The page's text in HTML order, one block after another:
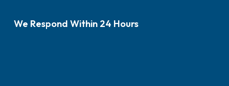
We Respond Within 24 Hours